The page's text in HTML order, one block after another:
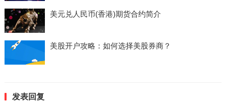
美元兑人民币(香港)期货合约简介
美股开户攻略：如何选择美股券商？
发表回复